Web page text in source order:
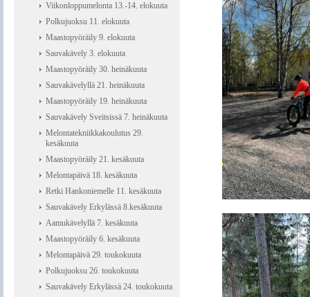
Viikonloppumelonta 13.-14. elokuuta
Polkujuoksu 11. elokuuta
Maastopyöräily 9. elokuuta
Sauvakävely 3. elokuuta
Maastopyöräily 30. heinäkuuta
Sauvakävelyllä 21. heinäkuuta
Maastopyöräily 19. heinäkuuta
Sauvakävely Sveitsissä 7. heinäkuuta
Melontatekniikkakoulutus 29.
kesäkuuta
Maastopyöräily 21. kesäkuuta
Melontapäivä 18. kesäkuuta
Retki Hankoniemelle 11. kesäkuuta
Sauvakävely Erkylässä 8.kesäkuuta
Aamukävelyllä 7. kesäkuuta
Maastopyöräily 6. kesäkuuta
Melontapäivä 29. toukokuuta
Polkujuoksu 26. toukokuuta
Sauvakävely Erkylässä 24. toukokuuta